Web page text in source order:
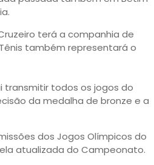
terá a companhia de
também representará o
transmitir todos os jogos do
da medalha de bronze e a
dos Jogos Olímpicos do
atualizada do Campeonato.